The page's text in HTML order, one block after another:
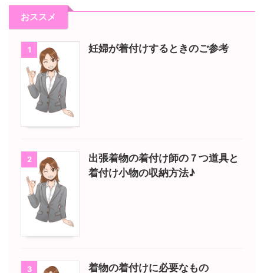
おススメ
1 妊婦が着付けするときのご参考
2
出張着物の着付け師の７つ道具と
着付け小物の収納方法♪
3 着物の着付けに必要なもの